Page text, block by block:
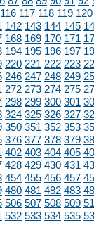
116 117 118 119 120
142 143 144 145
168 169 170 171
194 195 196 197
220 221 222 223
246 247 248 249
272 273 274 275
298 299 300 301
324 325 326 327
350 351 352 353
376 377 378 379
402 403 404 405
428 429 430 431
454 455 456 457
480 481 482 483
506 507 508 509
532 533 534 535